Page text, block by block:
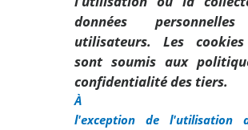
données
utilisateurs. Les
sont soumis aux
confidentialité des tiers.
À
l'exception de l'utilisation